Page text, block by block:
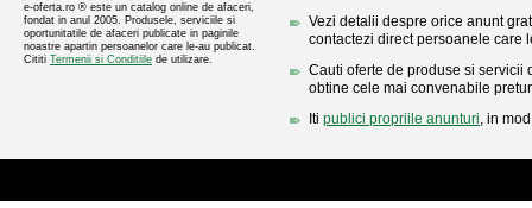
e-oferta.ro ® este un catalog online de afaceri,
fondat in anul 2005. Produsele, serviciile si
oportunitatile de afaceri publicate in paginile
noastre apartin persoanelor care le-au publicat.
Cititi Termenii si Conditiile de utilizare.
Vezi detalii despre orice anunt
contactezi direct persoanele care
Cauti oferte de produse si servicii
obtine cele mai convenabile
Iti publici propriile anunturi, in